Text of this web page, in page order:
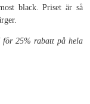
black. Priset är så
för 25% rabatt på hela